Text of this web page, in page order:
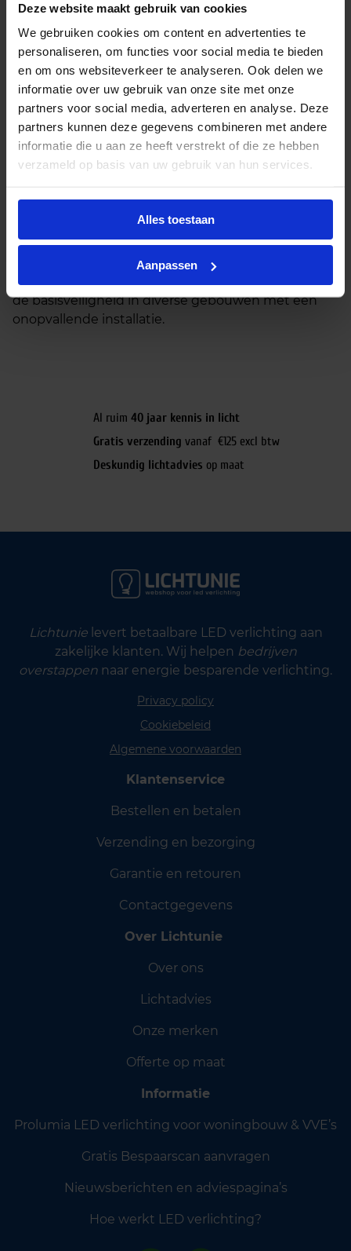
Deze website maakt gebruik van cookies
We gebruiken cookies om content en advertenties te
personaliseren, om functies voor social media te bieden
en om ons websiteverkeer te analyseren. Ook delen we
informatie over uw gebruik van onze site met onze
partners voor social media, adverteren en analyse. Deze
partners kunnen deze gegevens combineren met andere
informatie die u aan ze heeft verstrekt of die ze hebben
verzameld op basis van uw gebruik van hun services.
Alles toestaan
Aanpassen
De Basic IN LED nood inbouw armaturen bieden
een eenvoudige en functionele oplossing voor
basis noodverlichting in droge binnenruimtes
(IP20). Deze discrete armaturen zijn ontworpen
voor inbouw in plafonds en verbruiken slechts 2W,
terwijl ze een helder wit licht (6000K) produceren
om vluchtroutes duidelijk te markeren bij
stroomuitval. De armaturen zijn voorzien van een
plexiplaat en worden geleverd inclusief een set
vluchtwegaanduiding. Kies tussen een standaard
model en een model met geïntegreerde
autotestfunctie voor extra zekerheid en minimaal
onderhoud. De Basic IN serie is een praktische en
budgetvriendelijke keuze voor het waarborgen van
de basisveiligheid in diverse gebouwen met een
onopvallende installatie.
Al ruim 40 jaar kennis in licht
Gratis verzending vanaf €125 excl btw
Deskundig lichtadvies op maat
Lichtunielevert betaalbare LED verlichting aan
zakelijke klanten. Wij helpen bedrijven
overstappen naar energie besparende verlichting.
Privacy policy
Cookiebeleid
Algemene voorwaarden
Klantenservice
Bestellen en betalen
Verzending en bezorging
Garantie en retouren
Contactgegevens
Over Lichtunie
Over ons
Lichtadvies
Onze merken
Offerte op maat
Informatie
Prolumia LED verlichting voor woningbouw & VVE’s
Gratis Bespaarscan aanvragen
Nieuwsberichten en adviespagina’s
Hoe werkt LED verlichting?